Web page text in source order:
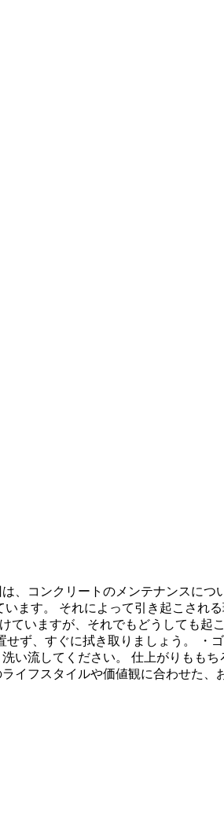
、コンクリートのメンテナンスにつ
ます。 それによって引き起こされ
いますが、それでもどうしても起
ず、すぐに拭き取りましょう。
流してください。 仕上がりももち
イフスタイルや価値観に合わせた